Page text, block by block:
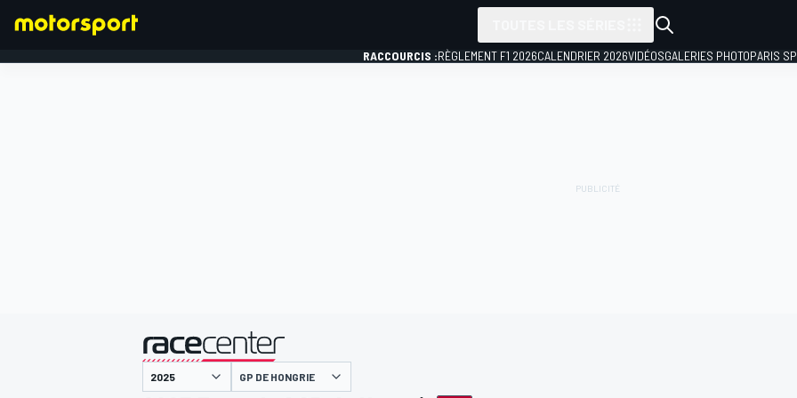
RACCOURCIS :RÈGLEMENT F1 2026CALENDRIER 2026VIDÉOSGALERIES PHOTOPARIS
présenté par
GP DE HONGRIE